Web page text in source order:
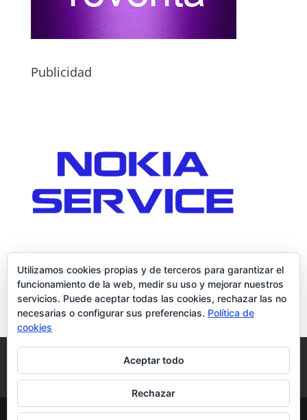
Publicidad
Condiciones y Privacidad
Contacto
Tienda Carrito Mi cuenta
Utilizamos cookies propias y de terceros para garantizar el
funcionamiento de la web, medir su uso y mejorar nuestros
servicios. Puede aceptar todas las cookies, rechazar las no
necesarias o configurar sus preferencias. Política de
cookies
Aceptar todo
Rechazar